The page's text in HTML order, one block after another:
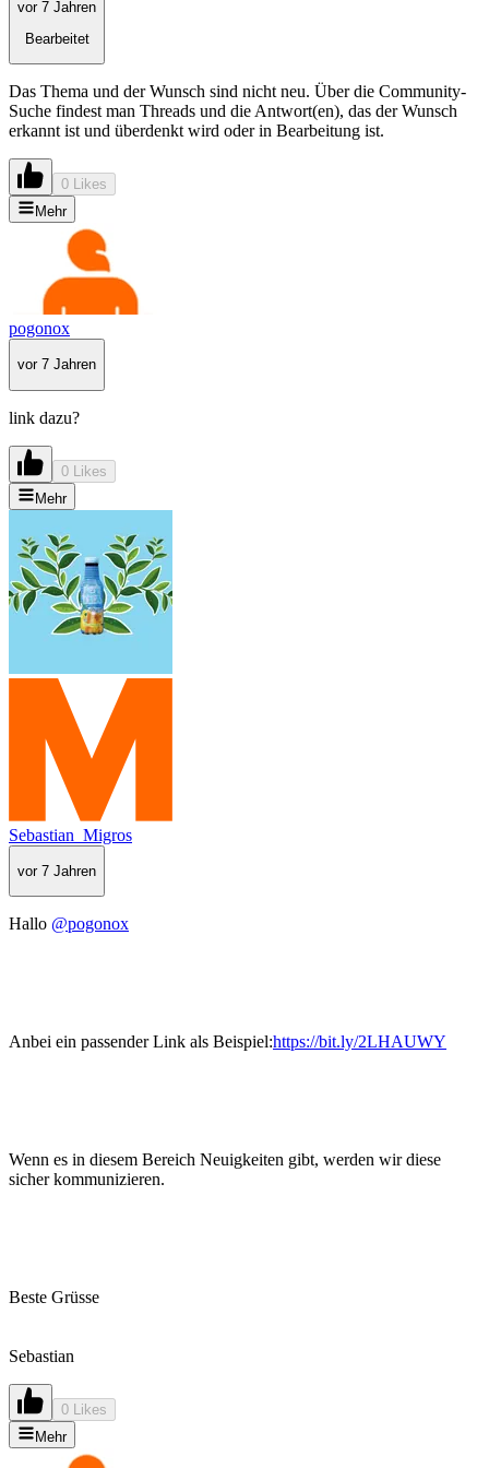
vor 7 Jahren
Bearbeitet
Das Thema und der Wunsch sind nicht neu. Über die Community-
Suche findest man Threads und die Antwort(en), das der Wunsch
erkannt ist und überdenkt wird oder in Bearbeitung ist.
0 Likes
Mehr
pogonox
vor 7 Jahren
link dazu?
0 Likes
Mehr
Sebastian_Migros
vor 7 Jahren
Hallo @pogonox
Anbei ein passender Link als Beispiel:https://bit.ly/2LHAUWY
Wenn es in diesem Bereich Neuigkeiten gibt, werden wir diese
sicher kommunizieren.
Beste Grüsse
Sebastian
0 Likes
Mehr